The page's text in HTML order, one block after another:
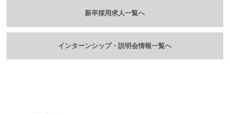
新卒採用求人一覧へ
インターンシップ・説明会情報一覧へ